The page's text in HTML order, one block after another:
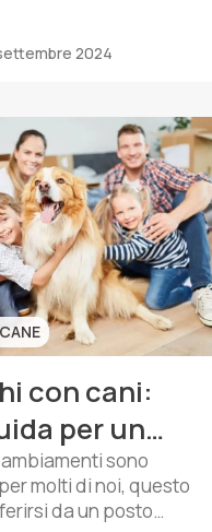
attivo e felice
il cambiamento
per il sedentarismo, è
[…]
2024
con cani:
per un
senza
sono
molti di noi, questo
da un posto